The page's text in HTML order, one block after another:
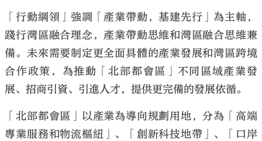
「行動綱領」強調「產業帶動，基建先行」為主軸，
踐行灣區融合理念，產業帶動思維和灣區融合思維兼
備。未來需要制定更全面具體的產業發展和灣區跨境
合作政策，為推動「北部都會區」不同區域產業發
展、招商引資、引進人才，提供更完備的發展依循。
「北部都會區」以產業為導向規劃用地，分為「高端
專業服務和物流樞紐」、「創新科技地帶」、「口岸